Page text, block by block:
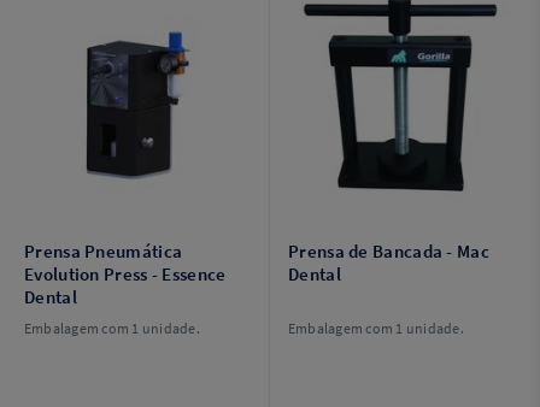
Prensa Pneumática
Evolution Press - Essence
Dental
Embalagem com 1 unidade.
Prensa de Bancada - Mac
Dental
Embalagem com 1 unidade.